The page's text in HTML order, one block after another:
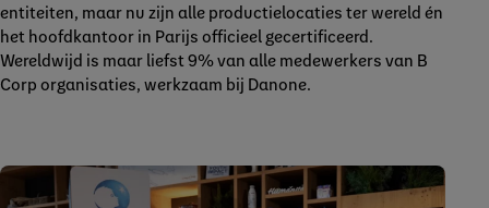
entiteiten, maar nu zijn alle productielocaties ter wereld én
het hoofdkantoor in Parijs officieel gecertificeerd.
Wereldwijd is maar liefst 9% van alle medewerkers van B
Corp organisaties, werkzaam bij Danone.